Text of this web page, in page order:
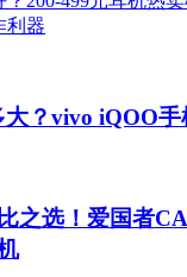
？vivo iQOO手
之选！爱国者